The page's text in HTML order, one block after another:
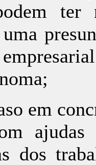
ter
uma
em
dos